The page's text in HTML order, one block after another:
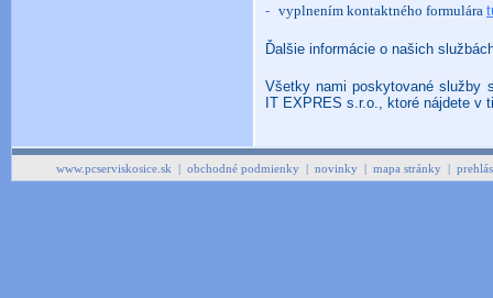
- vyplnením kontaktného formulára
Ďalšie informácie o našich
Všetky nami poskytované služby
IT EXPRES s.r.o., ktoré nájdete v
www.pcserviskosice.sk | obchodné podmienky | novinky | mapa stránky |